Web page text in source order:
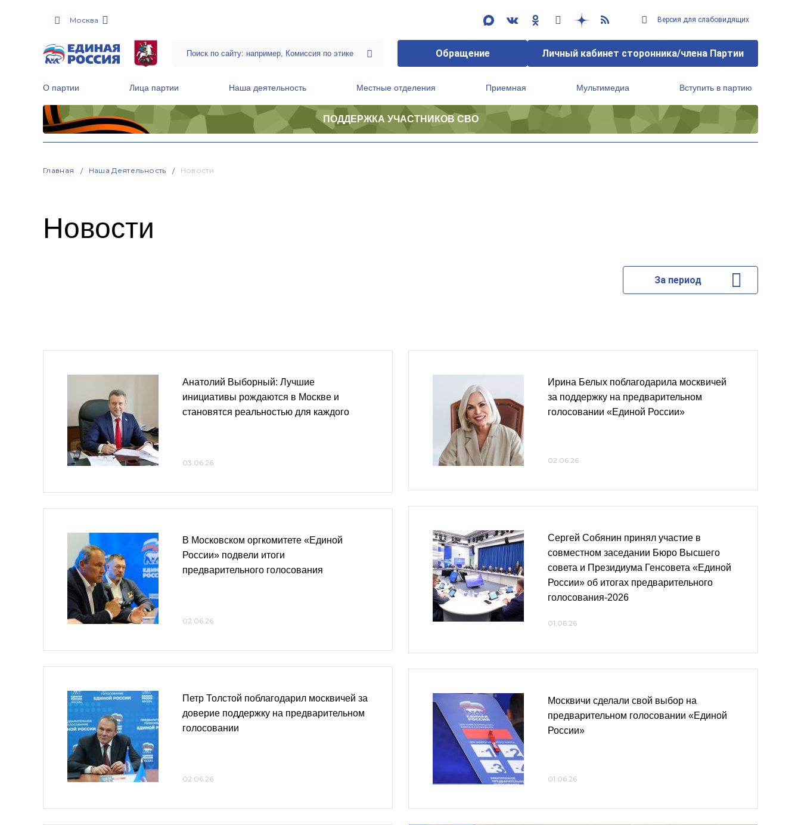
Москва Версия для слабовидящих
Обращение Личный кабинет сторонника/члена Партии
О партии Лица партии Наша деятельность Местные отделения Приемная Мультимедиа Вступить в партию
ПОДДЕРЖКА УЧАСТНИКОВ СВО
Главная Наша Деятельность Новости
Новости
За период
Анатолий Выборный: Лучшие
инициативы рождаются в Москве и
становятся реальностью для каждого
03.06.26
В Московском оргкомитете «Единой
России» подвели итоги
предварительного голосования
02.06.26
Петр Толстой поблагодарил москвичей за
доверие поддержку на предварительном
голосовании
02.06.26
Ирина Белых поблагодарила москвичей
за поддержку на предварительном
голосовании «Единой России»
02.06.26
Сергей Собянин принял участие в
совместном заседании Бюро Высшего
совета и Президиума Генсовета «Единой
России» об итогах предварительного
голосования-2026
01.06.26
Москвичи сделали свой выбор на
предварительном голосовании «Единой
России»
01.06.26